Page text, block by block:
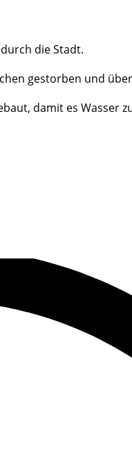
die Stadt.
gestorben und
damit es Wasser